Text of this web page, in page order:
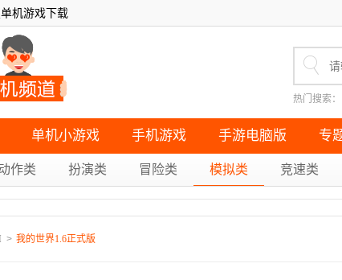
机游戏下载
热门搜索：
原神无果
重生细
单机小游戏 手机游戏 手游电脑版 专
作类 扮演类 冒险类 模拟类 竞速类
> 我的世界1.6正式版